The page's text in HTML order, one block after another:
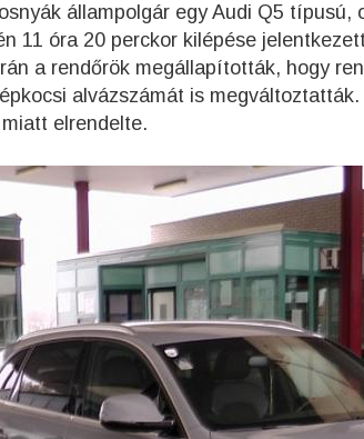
állampolgár egy Audi Q5
11 óra 20 perckor kilépése
a rendőrök megállapították, hogy
alvázszámát is
elrendelte.